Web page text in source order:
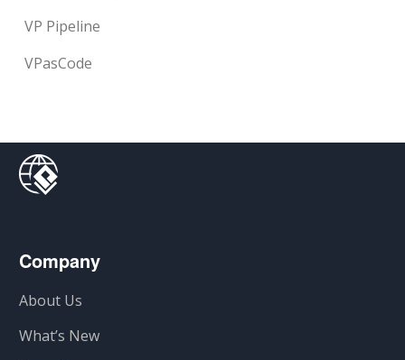
VP Pipeline
VPasCode
Company
About Us
What’s New